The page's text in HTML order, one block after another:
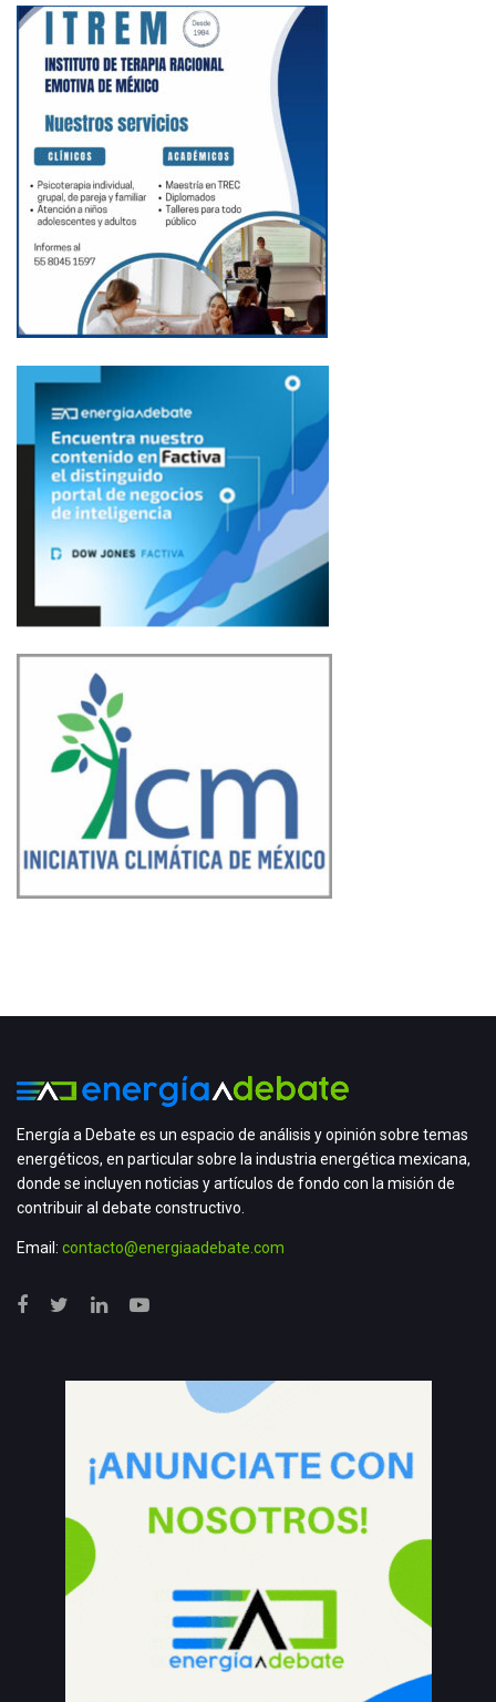
Energía a Debate es un espacio de análisis y opinión sobre temas
energéticos, en particular sobre la industria energética mexicana,
donde se incluyen noticias y artículos de fondo con la misión de
contribuir al debate constructivo.
Email: contacto@energiaadebate.com